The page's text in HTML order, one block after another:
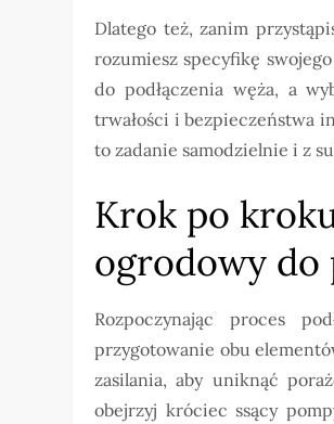
Dlatego też, zanim
rozumiesz specyfikę
do podłączenia węża, a
trwałości i bezpieczeństwa
to zadanie samodzielnie i z
Krok po
ogrodowy do
Rozpoczynając proces
przygotowanie obu
zasilania, aby uniknąć
obejrzyj króciec ssący